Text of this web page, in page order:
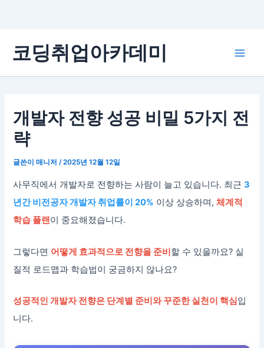
로
코딩취업아카데미
개발자 전향 성공 비밀 5가지 전
략
글쓴이매니저 /2025년 12월 12일
사무직에서 개발자로 전향하는 사람이 늘고 있습니다. 최근3
년간 비전공자 개발자 취업률이 20% 이상 상승하며,체계적
학습 플랜이 중요해졌습니다.
그렇다면 어떻게 효과적으로 전향을 준비할 수 있을까요? 실
질적 로드맵과 학습법이 궁금하지 않나요?
성공적인 개발자 전향은 단계별 준비와 꾸준한 실천이 핵심입
니다.